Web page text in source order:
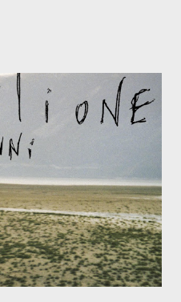
inizia questo concept
la separazione dalla
caldo afoso che opprime,
"Non so che ora è, che giorno
uscire come singolo una